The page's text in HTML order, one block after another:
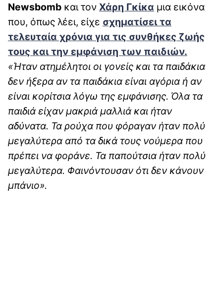
Newsbomb και τον Χάρη Γκίκα μια εικόνα
που, όπως λέει, είχε σχηματίσει τα
τελευταία χρόνια για τις συνθήκες ζωής
τους και την εμφάνιση των παιδιών.
«Ήταν ατημέλητοι οι γονείς και τα παιδάκια
δεν ήξερα αν τα παιδάκια είναι αγόρια ή αν
είναι κορίτσια λόγω της εμφάνισης. Όλα τα
παιδιά είχαν μακριά μαλλιά και ήταν
αδύνατα. Τα ρούχα που φόραγαν ήταν πολύ
μεγαλύτερα από τα δικά τους νούμερα που
πρέπει να φοράνε. Τα παπούτσια ήταν πολύ
μεγαλύτερα. Φαινόντουσαν ότι δεν κάνουν
μπάνιο».